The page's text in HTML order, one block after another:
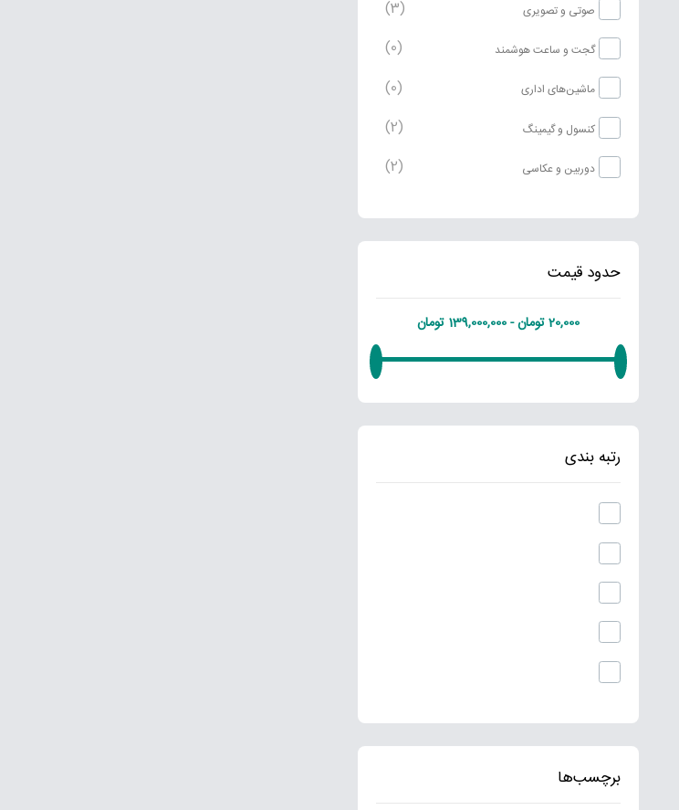
صوتی و تصویری (3)
گجت و ساعت هوشمند (0)
ماشین‌های اداری (0)
کنسول و گیمینگ (2)
دوربین و عکاسی (2)
حدود قیمت
رتبه بندی
برچسب‌ها